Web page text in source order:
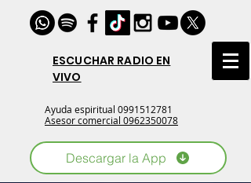
ESCUCHAR RADIO EN
VIVO
Ayuda espiritual 0991512781
Asesor comercial 0962350078
Descargar la App